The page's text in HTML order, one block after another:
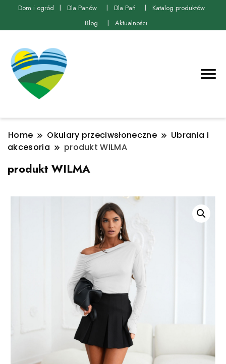
Dom i ogród Dla Panów Dla Pań
Katalog produktów
Blog
Aktualności
Home Okulary przeciwsłoneczne
Ubrania i
akcesoria
produkt WILMA
produkt WILMA